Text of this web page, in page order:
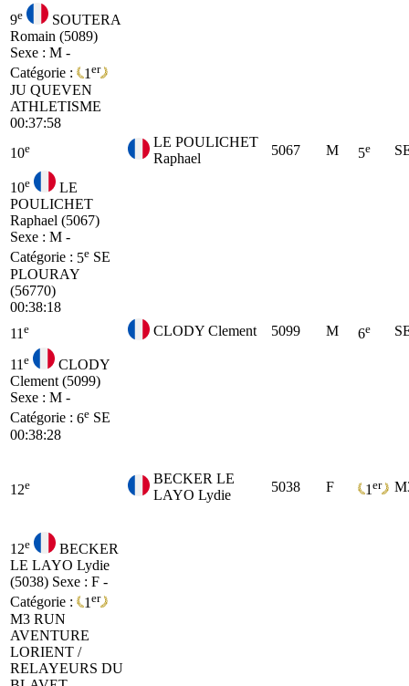
9e
SOUTERA
Romain (5089)
Sexe : M -
Catégorie :
1 er
JU QUEVEN
ATHLETISME
00:37:58
10e
LE POULICHET
Raphael
5067 M 5e
10e
LE
POULICHET
Raphael (5067)
Sexe : M -
Catégorie : 5e SE
PLOURAY
(56770)
00:38:18
11 e CLODY Clement 5099 M 6e
11 e
CLODY
Clement (5099)
Sexe : M -
Catégorie : 6e SE
00:38:28
12e
BECKER LE
LAYO Lydie
5038 F 1 er
12e
BECKER
LE LAYO Lydie
(5038) Sexe : F -
Catégorie :
1 er
M3 RUN
AVENTURE
LORIENT /
RELAYEURS DU